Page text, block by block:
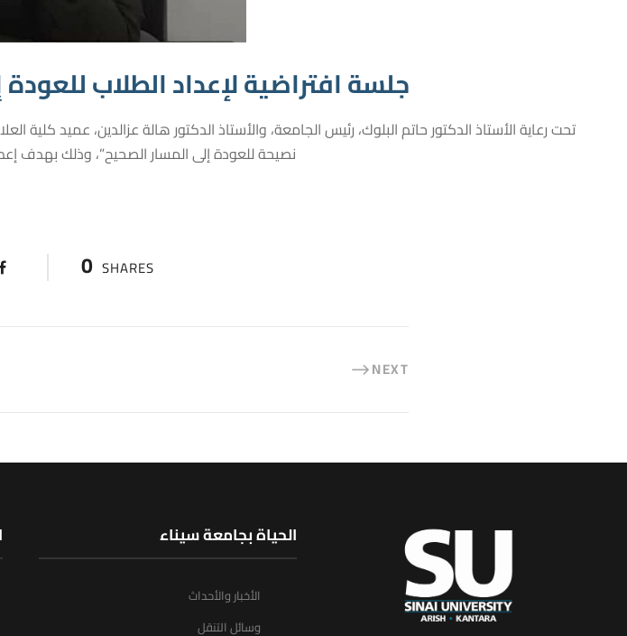
جلسة افتراضية لإعداد الطلاب
نصيحة للعودة إلى المسار الصحيح”، وذلك بهدف
0 SHARES
NEXT
الحياة بجامعة سيناء
الأخبار والأحداث
وسائل التنقل